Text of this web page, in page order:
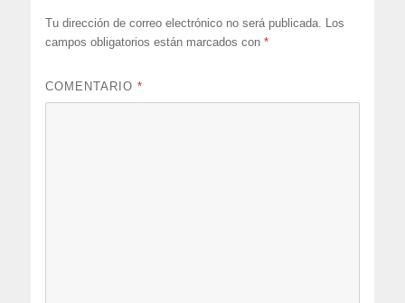
Tu dirección de correo electrónico no será publicada.
Los
campos obligatorios están marcados con*
COMENTARIO*